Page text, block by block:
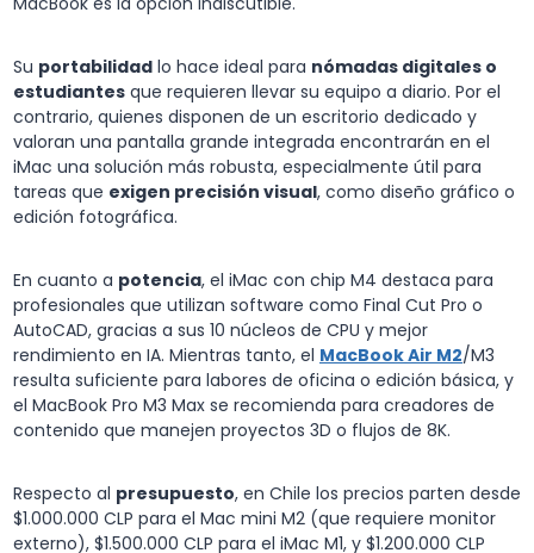
Su portabilidad lo hace ideal para nómadas digitales o
estudiantes que requieren llevar su equipo a diario. Por el
contrario, quienes disponen de un escritorio dedicado y
valoran una pantalla grande integrada encontrarán en el
iMac una solución más robusta, especialmente útil para
tareas que exigen precisión visual, como diseño gráfico o
edición fotográfica.
En cuanto a potencia, el iMac con chip M4 destaca para
profesionales que utilizan software como Final Cut Pro o
AutoCAD, gracias a sus 10 núcleos de CPU y mejor
rendimiento en IA. Mientras tanto, el MacBook Air M2/M3
resulta suficiente para labores de oficina o edición básica, y
el MacBook Pro M3 Max se recomienda para creadores de
contenido que manejen proyectos 3D o flujos de 8K.
Respecto al presupuesto, en Chile los precios parten desde
$1.000.000 CLP para el Mac mini M2 (que requiere monitor
externo), $1.500.000 CLP para el iMac M1, y $1.200.000 CLP